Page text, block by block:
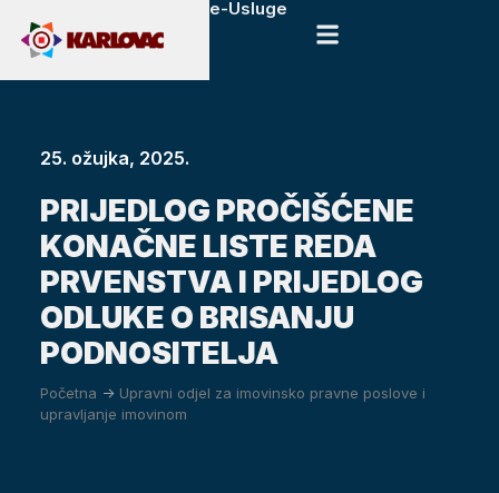
e-Usluge
25. ožujka, 2025.
PRIJEDLOG PROČIŠĆENE
KONAČNE LISTE REDA
PRVENSTVA I PRIJEDLOG
ODLUKE O BRISANJU
PODNOSITELJA
Početna -> Upravni odjel za imovinsko pravne poslove i
upravljanje imovinom